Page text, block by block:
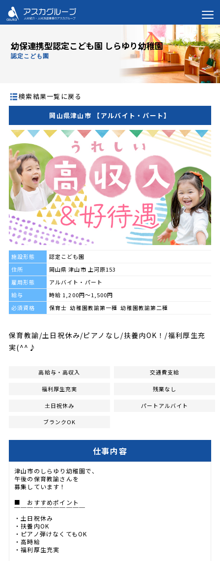
幼保連携型認定こども園 しらゆり幼稚園
認定こども園
検索結果一覧に戻る
岡山県津山市 【アルバイト・パート】
施設形態
認定こども園
住所
岡山県 津山市 上河原153
雇用形態
アルバイト・パート
給与
時給 1,200円～1,500円
必須資格
保育士 幼稚園教諭第一種 幼稚園教諭第二種
保育教諭/土日祝休み/ピアノなし/扶養内OK！/福利厚生充
実(^^♪
高給与・高収入 交通費支給
福利厚生充実 残業なし
土日祝休み パートアルバイト
ブランクOK
仕事内容
津山市のしらゆり幼稚園で、
午後の保育教諭さんを
募集しています！
■ おすすめポイント
￣￣￣￣￣￣￣￣￣￣￣
・土日祝休み
・扶養内OK
・ピアノ弾けなくてもOK
・高時給
・福利厚生充実